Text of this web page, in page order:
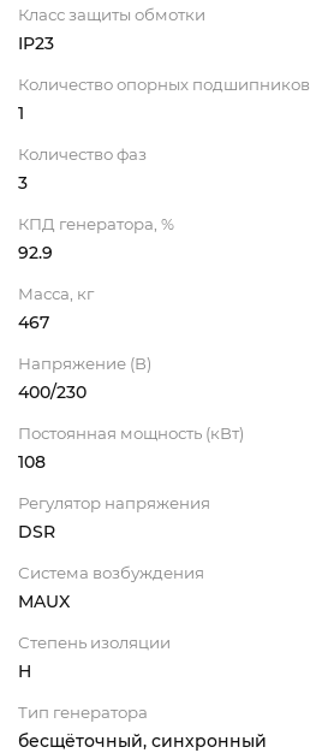
Класс защиты обмотки
IP23
Количество опорных подшипников
1
Количество фаз
3
КПД генератора, %
92.9
Масса, кг
467
Напряжение (В)
400/230
Постоянная мощность (кВт)
108
Регулятор напряжения
DSR
Система возбуждения
MAUX
Степень изоляции
H
Тип генератора
бесщёточный, синхронный